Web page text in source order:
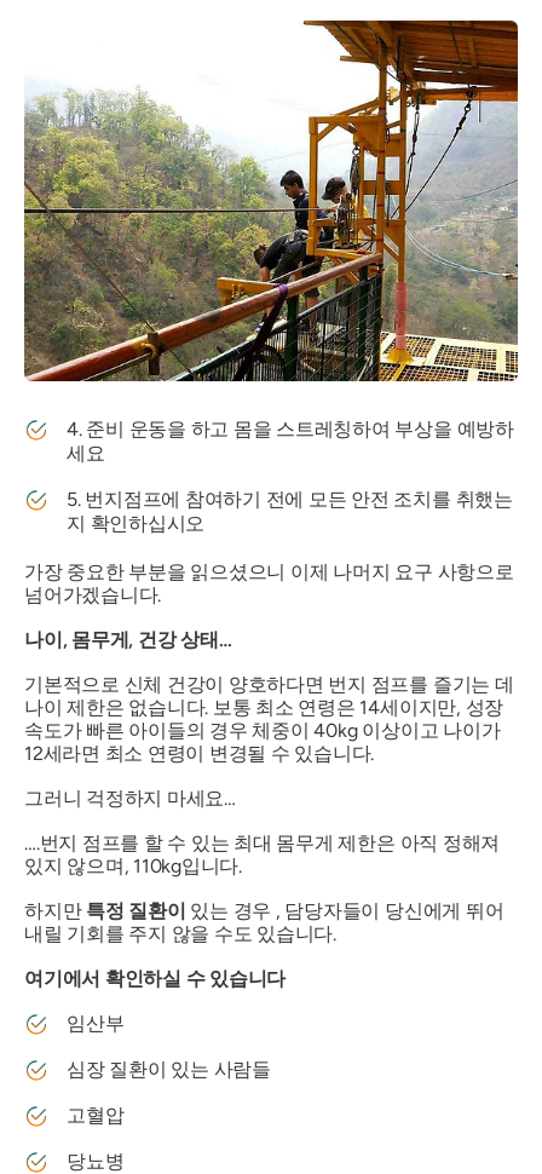
4. 준비 운동을 하고 몸을 스트레칭하여 부상을 예방하
세요
5. 번지점프에 참여하기 전에 모든 안전 조치를 취했는
지 확인하십시오
가장 중요한 부분을 읽으셨으니 이제 나머지 요구 사항으로
넘어가겠습니다.
나이, 몸무게, 건강 상태…
기본적으로 신체 건강이 양호하다면 번지 점프를 즐기는 데
나이 제한은 없습니다. 보통 최소 연령은 14세이지만, 성장
속도가 빠른 아이들의 경우 체중이 40kg 이상이고 나이가
12세라면 최소 연령이 변경될 수 있습니다.
그러니 걱정하지 마세요…
….번지 점프를 할 수 있는 최대 몸무게 제한은 아직 정해져
있지 않으며, 110kg입니다.
하지만 특정 질환이 있는 경우 , 담당자들이 당신에게 뛰어
내릴 기회를 주지 않을 수도 있습니다.
여기에서 확인하실 수 있습니다
임산부
심장 질환이 있는 사람들
고혈압
당뇨병